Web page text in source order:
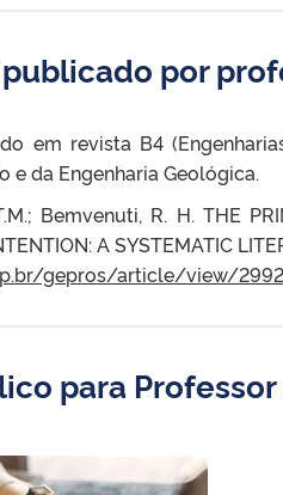
por
em revista B4
e da Engenharia Geológica.
Bemvenuti, R. H. THE
A SYSTEMATIC
gepros/article/view/
para